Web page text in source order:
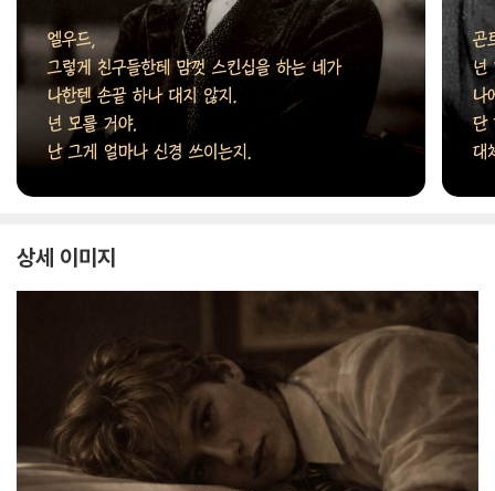
상세 이미지